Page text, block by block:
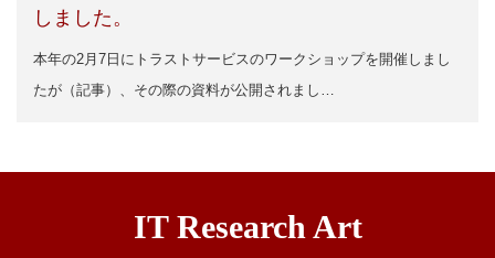
しました。
本年の2月7日にトラストサービスのワークショップを開催しまし
たが（記事）、その際の資料が公開されまし…
IT Research Art